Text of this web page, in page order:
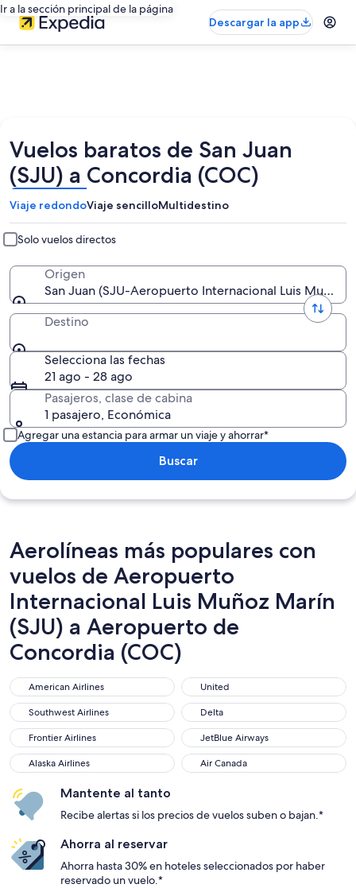
Ir a la sección principal de la página
Descargar la app
Vuelos baratos de San Juan
(SJU) a Concordia (COC)
Viaje redondoViaje sencilloMultidestino
Solo vuelos directos
Origen
San Juan (SJU-Aeropuerto Internacional Luis Muñoz
Destino
Selecciona las fechas
21 ago - 28 ago
Pasajeros, clase de cabina
1 pasajero, Económica
Agregar una estancia para armar un viaje y ahorrar*
Buscar
Aerolíneas más populares con
vuelos de Aeropuerto
Internacional Luis Muñoz Marín
(SJU) a Aeropuerto de
Concordia (COC)
American Airlines
American Airlines United
United
Southwest Airlines
Southwest Airlines Delta
Delta
Frontier Airlines
Frontier Airlines JetBlue Airways
JetBlue Airways
Alaska Airlines
Alaska Airlines Air Canada
Air Canada
Mantente al tanto
Recibe alertas si los precios de vuelos suben o bajan.*
Ahorra al reservar
Ahorra hasta 30% en hoteles seleccionados por haber
reservado un vuelo.*